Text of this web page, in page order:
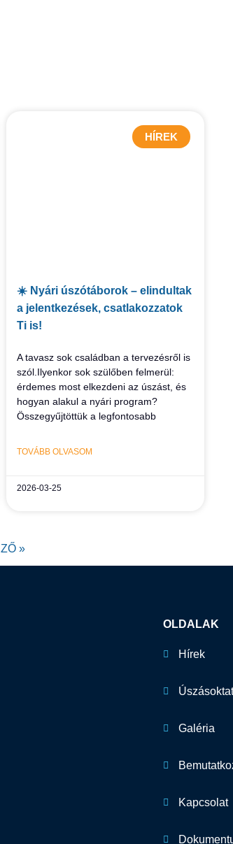
HÍREK
☀️ Nyári úszótáborok – elindultak
a jelentkezések, csatlakozzatok
Ti is!
A tavasz sok családban a tervezésről is
szól.Ilyenkor sok szülőben felmerül:
érdemes most elkezdeni az úszást, és
hogyan alakul a nyári program?
Összegyűjtöttük a legfontosabb
TOVÁBB OLVASOM
2026-03-25
»
OLDALAK
Hírek
Galéria
Kapcsolat